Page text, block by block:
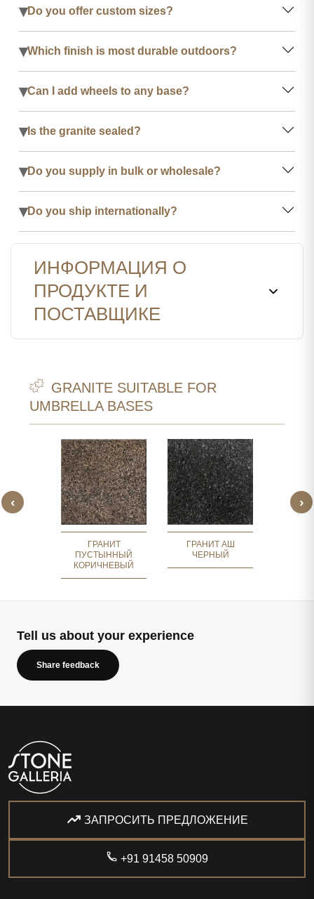
▾Do you offer custom sizes?
▾Which finish is most durable outdoors?
▾Can I add wheels to any base?
▾Is the granite sealed?
▾Do you supply in bulk or wholesale?
▾Do you ship internationally?
ИНФОРМАЦИЯ О
ПРОДУКТЕ И
ПОСТАВЩИКЕ
GRANITE SUITABLE FOR
UMBRELLA BASES
‹
ГРАНИТ
ПУСТЫННЫЙ
КОРИЧНЕВЫЙ
ГРАНИТ АШ
ЧЕРНЫЙ
›
Tell us about your experience
Share feedback
ЗАПРОСИТЬ ПРЕДЛОЖЕНИЕ
+91 91458 50909